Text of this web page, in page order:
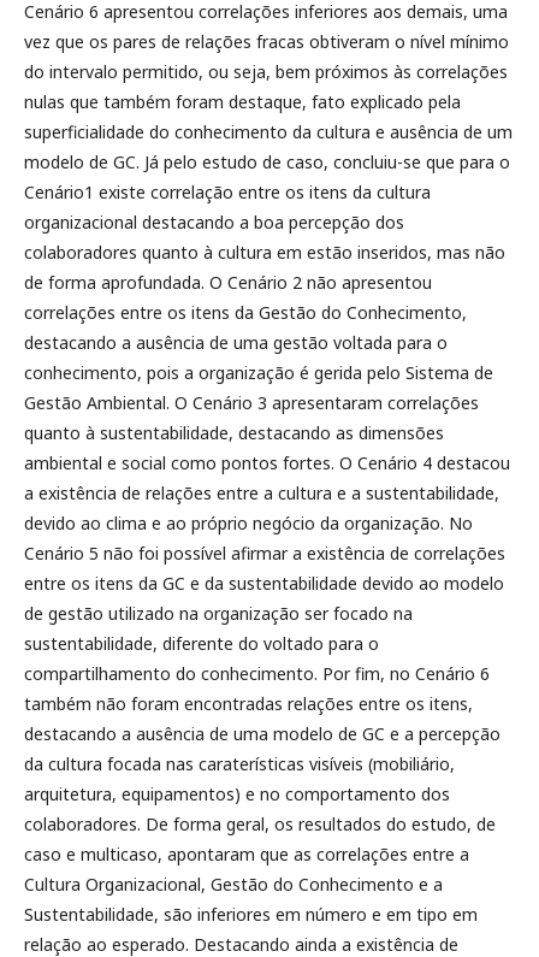
Cenário 6 apresentou correlações inferiores aos demais, uma
vez que os pares de relações fracas obtiveram o nível mínimo
do intervalo permitido, ou seja, bem próximos às correlações
nulas que também foram destaque, fato explicado pela
superficialidade do conhecimento da cultura e ausência de um
modelo de GC. Já pelo estudo de caso, concluiu-se que para o
Cenário1 existe correlação entre os itens da cultura
organizacional destacando a boa percepção dos
colaboradores quanto à cultura em estão inseridos, mas não
de forma aprofundada. O Cenário 2 não apresentou
correlações entre os itens da Gestão do Conhecimento,
destacando a ausência de uma gestão voltada para o
conhecimento, pois a organização é gerida pelo Sistema de
Gestão Ambiental. O Cenário 3 apresentaram correlações
quanto à sustentabilidade, destacando as dimensões
ambiental e social como pontos fortes. O Cenário 4 destacou
a existência de relações entre a cultura e a sustentabilidade,
devido ao clima e ao próprio negócio da organização. No
Cenário 5 não foi possível afirmar a existência de correlações
entre os itens da GC e da sustentabilidade devido ao modelo
de gestão utilizado na organização ser focado na
sustentabilidade, diferente do voltado para o
compartilhamento do conhecimento. Por fim, no Cenário 6
também não foram encontradas relações entre os itens,
destacando a ausência de uma modelo de GC e a percepção
da cultura focada nas caraterísticas visíveis (mobiliário,
arquitetura, equipamentos) e no comportamento dos
colaboradores. De forma geral, os resultados do estudo, de
caso e multicaso, apontaram que as correlações entre a
Cultura Organizacional, Gestão do Conhecimento e a
Sustentabilidade, são inferiores em número e em tipo em
relação ao esperado. Destacando ainda a existência de